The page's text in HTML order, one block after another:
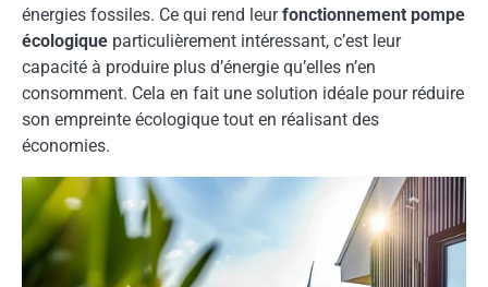
énergies fossiles. Ce qui rend leurfonctionnement pompe
écologique particulièrement intéressant, c’est leur
capacité à produire plus d’énergie qu’elles n’en
consomment. Cela en fait une solution idéale pour réduire
son empreinte écologique tout en réalisant des
économies.